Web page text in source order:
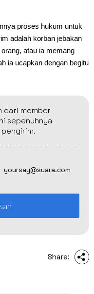
proses hukum untuk
adalah korban jebakan
atau ia memang
ia ucapkan dengan begitu
dari member
sepenuhnya
yoursay@suara.com
Share: